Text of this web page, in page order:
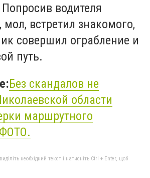
водителя
мол, встретил знакомого,
совершил ограбление и
путь.
Без скандалов не
области
маршрутного
необхідний текст і натисніть Ctrl + Enter, щоб